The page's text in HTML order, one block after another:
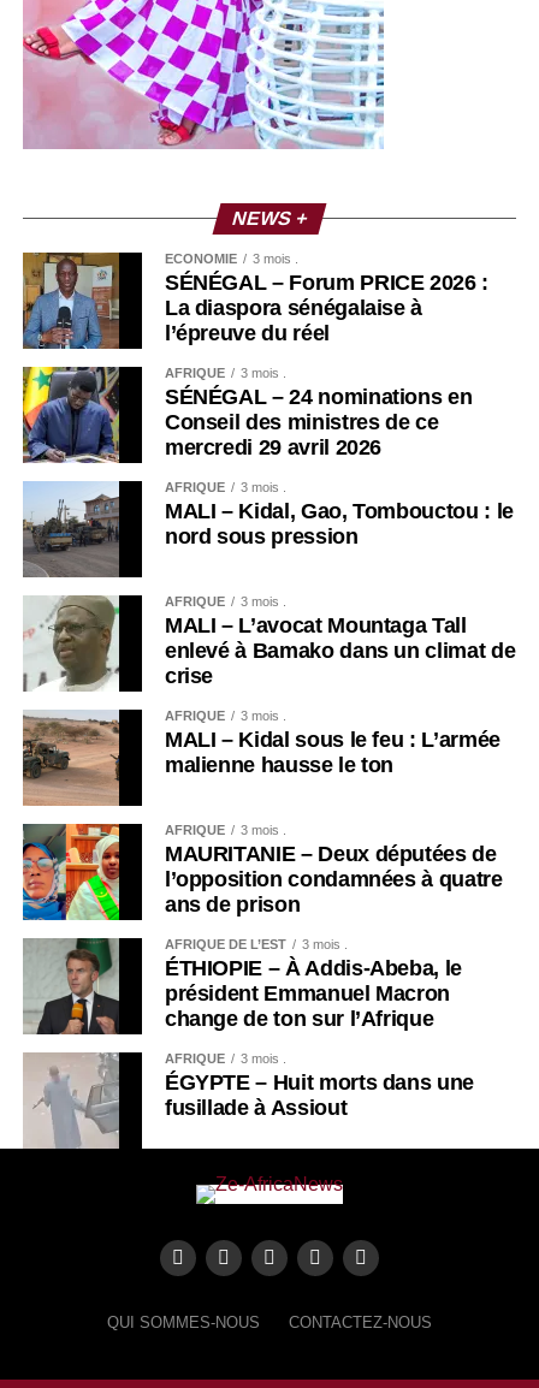
NEWS +
ECONOMIE 3 mois .
SÉNÉGAL – Forum PRICE 2026 :
La diaspora sénégalaise à
l’épreuve du réel
AFRIQUE 3 mois .
SÉNÉGAL – 24 nominations en
Conseil des ministres de ce
mercredi 29 avril 2026
AFRIQUE 3 mois .
MALI – Kidal, Gao, Tombouctou : le
nord sous pression
AFRIQUE 3 mois .
MALI – L’avocat Mountaga Tall
enlevé à Bamako dans un climat de
crise
AFRIQUE 3 mois .
MALI – Kidal sous le feu : L’armée
malienne hausse le ton
AFRIQUE 3 mois .
MAURITANIE – Deux députées de
l’opposition condamnées à quatre
ans de prison
AFRIQUE DE L’EST 3 mois .
ÉTHIOPIE – À Addis-Abeba, le
président Emmanuel Macron
change de ton sur l’Afrique
AFRIQUE 3 mois .
ÉGYPTE – Huit morts dans une
fusillade à Assiout
QUI SOMMES-NOUS CONTACTEZ-NOUS